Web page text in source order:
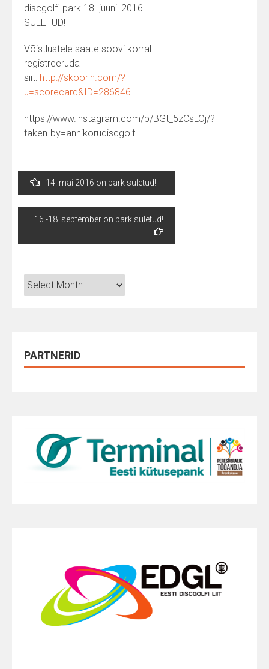
discgolfi park 18. juunil 2016
SULETUD!
Võistlustele saate soovi korral
registreeruda
siit: http://skoorin.com/?
u=scorecard&ID=286846
https://www.instagram.com/p/BGt_5zCsLOj/?
taken-by=annikorudiscgolf
Post
navigation
14. mai 2016 on park suletud!
16.-18. september on park suletud!
Arhiiv
PARTNERID